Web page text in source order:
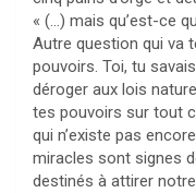
« (…) mais qu’est-ce
Autre question qui va
pouvoirs. Toi, tu
déroger aux lois
tes pouvoirs sur tout
qui n’existe pas
miracles sont signes
destinés à attirer